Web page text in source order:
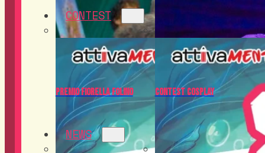
CONTEST
Premio Fiorella Folino Contest Cosplay
NEWS